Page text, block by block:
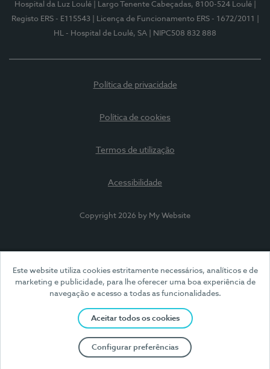
Este website utiliza cookies estritamente necessários, analíticos e de
marketing e publicidade, para lhe oferecer uma boa experiência de
navegação e acesso a todas as funcionalidades.
Aceitar todos os cookies
Configurar preferências
Hospital da Luz Loulé | Largo Tenente Cabeçadas, 8100-524 Loulé
Registo ERS - E115543
| Licença de Funcionamento ERS - 1672/2011
HL - Hospital de Loulé, SA
| NIPC508 832 888
Política de privacidade
Política de cookies
Termos de utilização
Acessibilidade
Copyright 2026 by My Website